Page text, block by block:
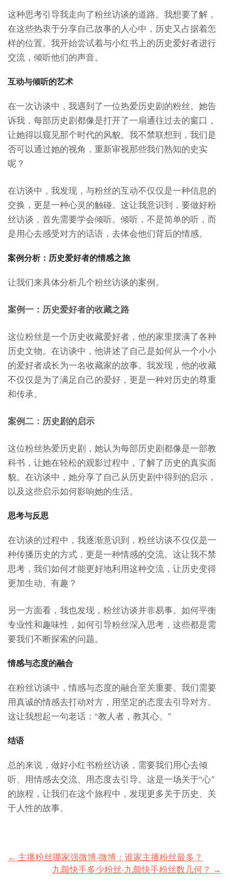
这种思考引导我走向了粉丝访谈的道路。我想要了解，
在这些热衷于分享自己故事的人心中，历史又占据着怎
样的位置。我开始尝试着与小红书上的历史爱好者进行
交流，倾听他们的声音。
互动与倾听的艺术
在一次访谈中，我遇到了一位热爱历史剧的粉丝。她告
诉我，每部历史剧都像是打开了一扇通往过去的窗口，
让她得以窥见那个时代的风貌。我不禁联想到，我们是
否可以通过她的视角，重新审视那些我们熟知的史实
呢？
在访谈中，我发现，与粉丝的互动不仅仅是一种信息的
交换，更是一种心灵的触碰。这让我意识到，要做好粉
丝访谈，首先需要学会倾听。倾听，不是简单的听，而
是用心去感受对方的话语，去体会他们背后的情感。
案例分析：历史爱好者的情感之旅
让我们来具体分析几个粉丝访谈的案例。
案例一：历史爱好者的收藏之路
这位粉丝是一个历史收藏爱好者，他的家里摆满了各种
历史文物。在访谈中，他讲述了自己是如何从一个小小
的爱好者成长为一名收藏家的故事。我发现，他的收藏
不仅仅是为了满足自己的爱好，更是一种对历史的尊重
和传承。
案例二：历史剧的启示
这位粉丝热爱历史剧，她认为每部历史剧都像是一部教
科书，让她在轻松的观影过程中，了解了历史的真实面
貌。在访谈中，她分享了自己从历史剧中得到的启示，
以及这些启示如何影响她的生活。
思考与反思
在访谈的过程中，我逐渐意识到，粉丝访谈不仅仅是一
种传播历史的方式，更是一种情感的交流。这让我不禁
思考，我们如何才能更好地利用这种交流，让历史变得
更加生动、有趣？
另一方面看，我也发现，粉丝访谈并非易事。如何平衡
专业性和趣味性，如何引导粉丝深入思考，这些都是需
要我们不断探索的问题。
情感与态度的融合
在粉丝访谈中，情感与态度的融合至关重要。我们需要
用真诚的情感去打动对方，用坚定的态度去引导对方。
这让我想起一句老话：“教人者，教其心。”
结语
总的来说，做好小红书粉丝访谈，需要我们用心去倾
听、用情感去交流、用态度去引导。这是一场关于“心”
的旅程，让我们在这个旅程中，发现更多关于历史、关
于人性的故事。
Post
navigation
← 主播粉丝哪家强微博-微博：谁家主播粉丝最多？
九颜快手多少粉丝-九颜快手粉丝数几何？ →